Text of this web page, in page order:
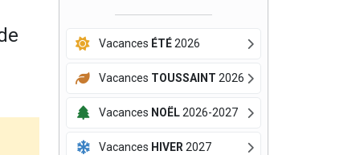
Vacances ÉTÉ2026
Vacances TOUSSAINT 2026
Vacances NOËL2026-2027
Vacances HIVER 2027